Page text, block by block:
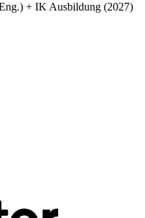
+ IK Ausbildung (2027)